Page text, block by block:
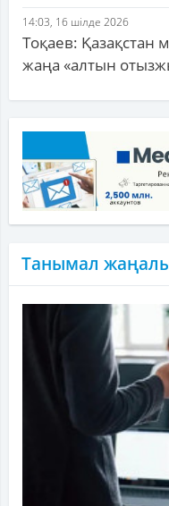
14:03, 16 шілде 2026
Тоқаев:
жаңа «алтын
Танымал